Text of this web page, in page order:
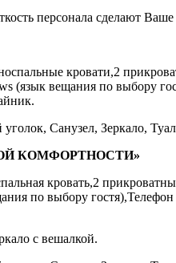
персонала сделают
кровати,2
(язык вещания по выбору
Санузел, Зеркало,
КОМФОРТНОСТИ»
кровать,2
по выбору
с вешалкой.